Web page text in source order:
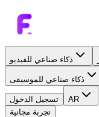
ذكاء صناعي للفيديو
ذكاء صناعي للموسيقى
تسجيل الدخول
AR
تجربة مجانية